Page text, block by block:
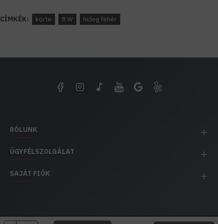
CÍMKÉK: körte 8 W hideg fehér
RÓLUNK
ÜGYFÉLSZOLGÁLAT
SAJÁT FIÓK
EH IMPEX / Copyright © 1991-2025 Energia Háza